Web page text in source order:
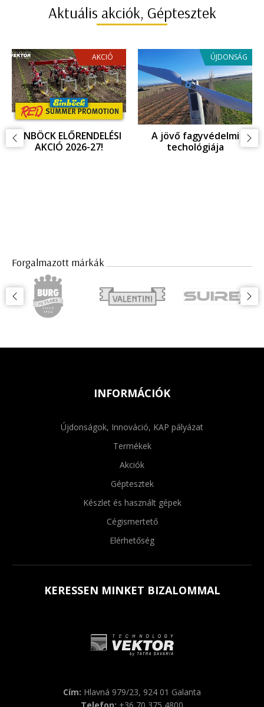
Aktuális akciók, Géptesztek
AKCIÓ
EINBÖCK INNOVÁCIOÓ,
ujdonságok az
ÚJDONSÁG
Fagykár megelőzés,
fagyvédelem
Forgalmazott márkák
INFORMÁCIÓK
Újdonságok, Innováció, KAP pályázat
Termékek
Akciók
Géptesztek
Készlet és használt gépek
Cégismertető
Elérhetőség
KERESSEN MINKET BIZALOMMAL
Cím: Hlavná 979/23, 924 01 Galanta